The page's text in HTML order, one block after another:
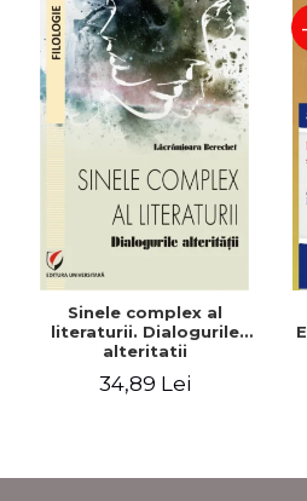
Sinele complex al
literaturii. Dialogurile
alteritatii
34,89 Lei